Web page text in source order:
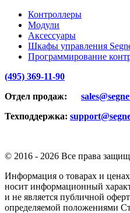
Контроллеры
Модули
Аксессуары
Шкафы управления
Программирование
(495) 369-11-90
Отдел продаж:
Техподдержка:
© 2016 - 2026 Все права
Информация о товарах и
носит информационный
и не является публичной
определяемой положениями